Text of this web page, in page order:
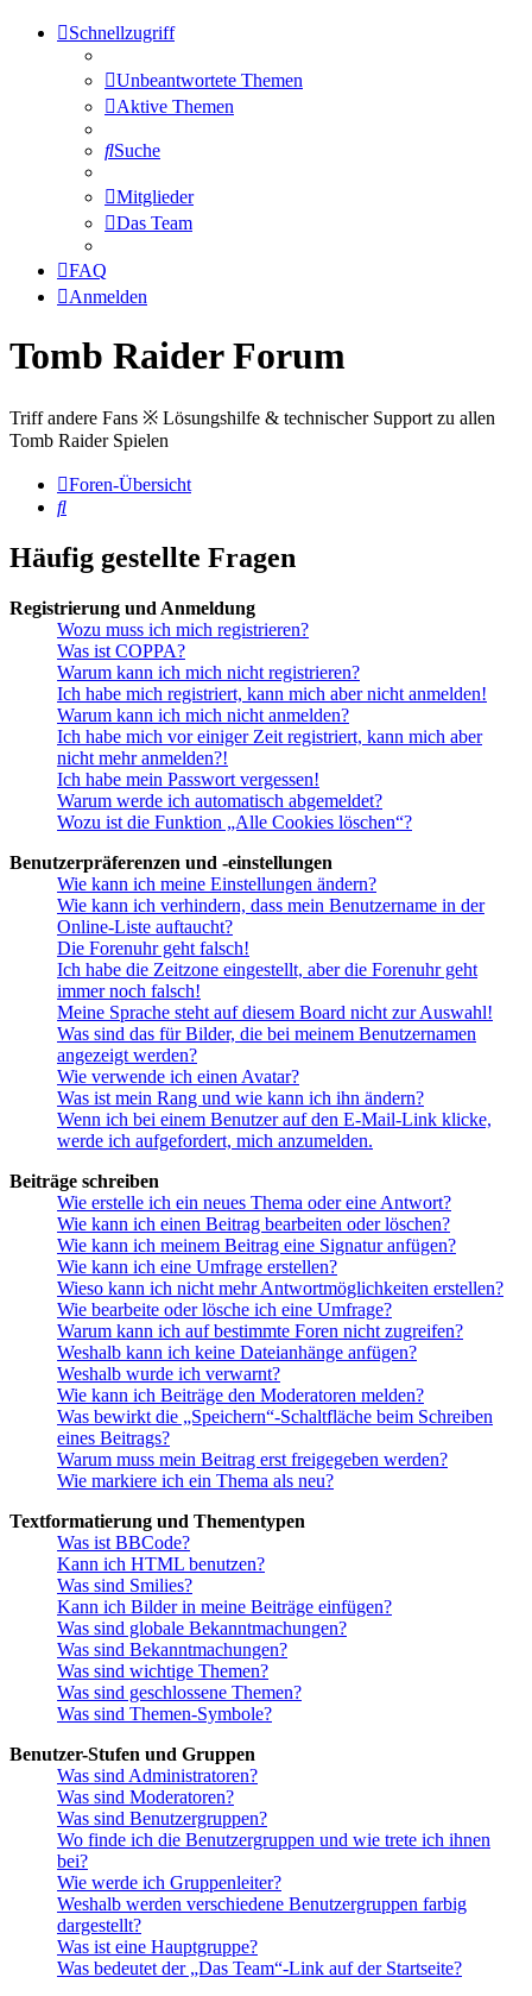
Schnellzugriff
Unbeantwortete Themen
Aktive Themen
Suche
Mitglieder
Das Team
FAQ
Anmelden
Tomb Raider Forum
Triff andere Fans ※ Lösungshilfe & technischer Support zu allen
Tomb Raider Spielen
Foren-Übersicht
Suche
Häufig gestellte Fragen
Registrierung und Anmeldung
Wozu muss ich mich registrieren?
Was ist COPPA?
Warum kann ich mich nicht registrieren?
Ich habe mich registriert, kann mich aber nicht anmelden!
Warum kann ich mich nicht anmelden?
Ich habe mich vor einiger Zeit registriert, kann mich aber
nicht mehr anmelden?!
Ich habe mein Passwort vergessen!
Warum werde ich automatisch abgemeldet?
Wozu ist die Funktion „Alle Cookies löschen“?
Benutzerpräferenzen und -einstellungen
Wie kann ich meine Einstellungen ändern?
Wie kann ich verhindern, dass mein Benutzername in der
Online-Liste auftaucht?
Die Forenuhr geht falsch!
Ich habe die Zeitzone eingestellt, aber die Forenuhr geht
immer noch falsch!
Meine Sprache steht auf diesem Board nicht zur Auswahl!
Was sind das für Bilder, die bei meinem Benutzernamen
angezeigt werden?
Wie verwende ich einen Avatar?
Was ist mein Rang und wie kann ich ihn ändern?
Wenn ich bei einem Benutzer auf den E-Mail-Link klicke,
werde ich aufgefordert, mich anzumelden.
Beiträge schreiben
Wie erstelle ich ein neues Thema oder eine Antwort?
Wie kann ich einen Beitrag bearbeiten oder löschen?
Wie kann ich meinem Beitrag eine Signatur anfügen?
Wie kann ich eine Umfrage erstellen?
Wieso kann ich nicht mehr Antwortmöglichkeiten erstellen?
Wie bearbeite oder lösche ich eine Umfrage?
Warum kann ich auf bestimmte Foren nicht zugreifen?
Weshalb kann ich keine Dateianhänge anfügen?
Weshalb wurde ich verwarnt?
Wie kann ich Beiträge den Moderatoren melden?
Was bewirkt die „Speichern“-Schaltfläche beim Schreiben
eines Beitrags?
Warum muss mein Beitrag erst freigegeben werden?
Wie markiere ich ein Thema als neu?
Textformatierung und Thementypen
Was ist BBCode?
Kann ich HTML benutzen?
Was sind Smilies?
Kann ich Bilder in meine Beiträge einfügen?
Was sind globale Bekanntmachungen?
Was sind Bekanntmachungen?
Was sind wichtige Themen?
Was sind geschlossene Themen?
Was sind Themen-Symbole?
Benutzer-Stufen und Gruppen
Was sind Administratoren?
Was sind Moderatoren?
Was sind Benutzergruppen?
Wo finde ich die Benutzergruppen und wie trete ich ihnen
bei?
Wie werde ich Gruppenleiter?
Weshalb werden verschiedene Benutzergruppen farbig
dargestellt?
Was ist eine Hauptgruppe?
Was bedeutet der „Das Team“-Link auf der Startseite?